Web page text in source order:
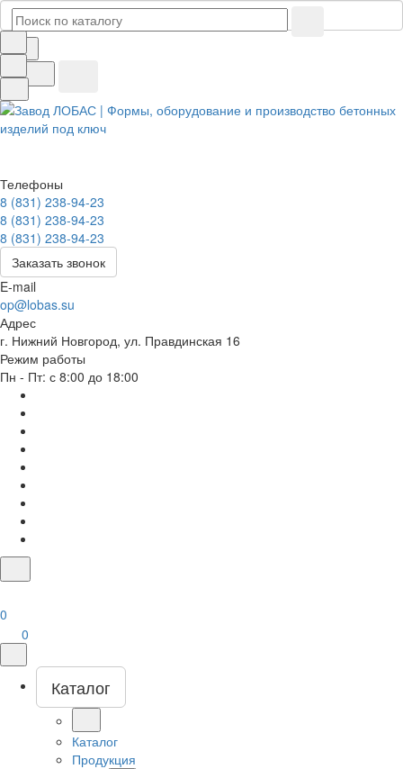
Телефоны
8 (831) 238-94-23
8 (831) 238-94-23
8 (831) 238-94-23
Заказать звонок
E-mail
op@lobas.su
Адрес
г. Нижний Новгород, ул. Правдинская 16
Режим работы
Пн - Пт: с 8:00 до 18:00
0
0
Каталог
Каталог
Продукция